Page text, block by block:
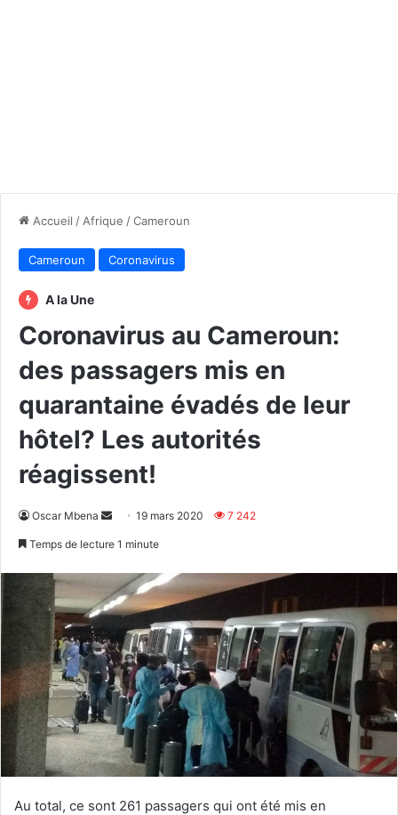
Accueil / Afrique /Cameroun
Cameroun Coronavirus
A la Une
Coronavirus au Cameroun:
des passagers mis en
quarantaine évadés de leur
hôtel? Les autorités
réagissent!
Oscar Mbena
Envoyer19 mars 2020 7 242
Temps de lecture 1 minute
Au total, ce sont 261 passagers qui ont été mis en